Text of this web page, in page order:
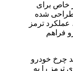
خاص برای
طراحی شده
عملکرد ترمز
فراهم
چرخ خودرو
ترمز را به